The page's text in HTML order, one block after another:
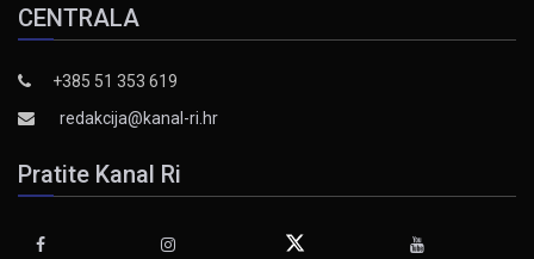
CENTRALA
+385 51 353 619
redakcija@kanal-ri.hr
Pratite Kanal Ri